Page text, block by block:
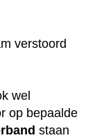
verstoord
wel
op bepaalde
staan